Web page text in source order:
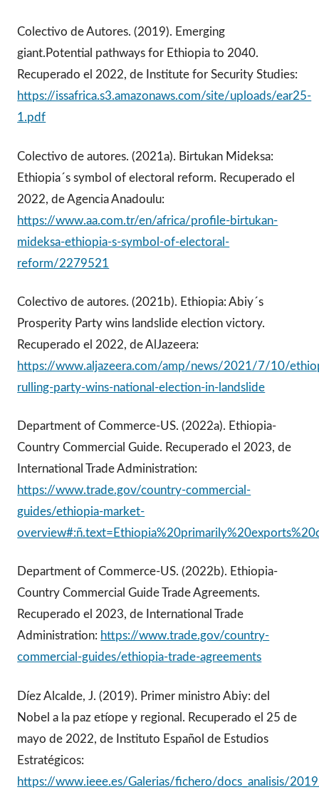
Colectivo de Autores. (2019). Emerging
giant.Potential pathways for Ethiopia to 2040.
Recuperado el 2022, de Institute for Security Studies:
https://issafrica.s3.amazonaws.com/site/uploads/ear25-
1.pdf
Colectivo de autores. (2021a). Birtukan Mideksa:
Ethiopia´s symbol of electoral reform. Recuperado el
2022, de Agencia Anadoulu:
https://www.aa.com.tr/en/africa/profile-birtukan-
mideksa-ethiopia-s-symbol-of-electoral-
reform/2279521
Colectivo de autores. (2021b). Ethiopia: Abiy´s
Prosperity Party wins landslide election victory.
Recuperado el 2022, de AlJazeera:
https://www.aljazeera.com/amp/news/2021/7/10/
rulling-party-wins-national-election-in-landslide
Department of Commerce-US. (2022a). Ethiopia-
Country Commercial Guide. Recuperado el 2023, de
International Trade Administration:
https://www.trade.gov/country-commercial-
guides/ethiopia-market-
Department of Commerce-US. (2022b). Ethiopia-
Country Commercial Guide Trade Agreements.
Recuperado el 2023, de International Trade
Administration: https://www.trade.gov/country-
commercial-guides/ethiopia-trade-agreements
Díez Alcalde, J. (2019). Primer ministro Abiy: del
Nobel a la paz etíope y regional. Recuperado el 25 de
mayo de 2022, de Instituto Español de Estudios
Estratégicos:
https://www.ieee.es/Galerias/fichero/docs_analisis/